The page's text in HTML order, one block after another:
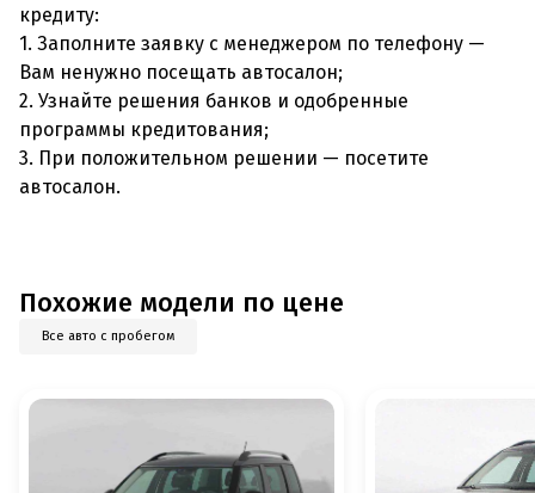
кредиту:
1. Заполните заявку с менеджером по телефону —
Вам ненужно посещать автосалон;
2. Узнайте решения банков и одобренные
программы кредитования;
3. При положительном решении — посетите
автосалон.
Похожие модели по цене
Все авто с пробегом